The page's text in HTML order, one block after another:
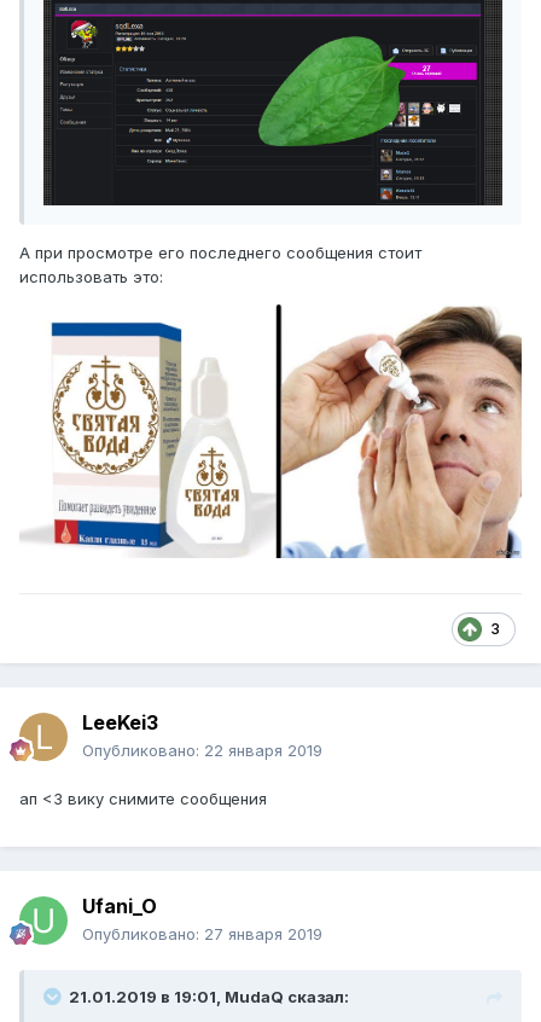
А при просмотре его последнего сообщения стоит
использовать это:
3
LeeKei3
Опубликовано: 22 января 2019
ап <3 вику снимите сообщения
Ufani_O
Опубликовано: 27 января 2019
21.01.2019 в 19:01, MudaQ сказал: